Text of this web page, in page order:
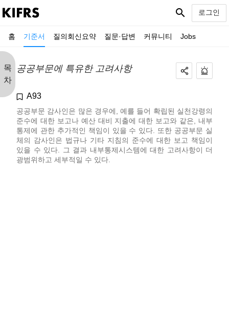
홈 기준서 질의회신요약 질문·답변 커뮤니티 Jobs
search 로그인
목
차
공공부문에 특유한 고려사항
A93
공공부문 감사인은 많은 경우에, 예를 들어 확립된 실천강령의
준수에 대한 보고나 예산 대비 지출에 대한 보고와 같은, 내부
통제에 관한 추가적인 책임이 있을 수 있다. 또한 공공부문 실
체의 감사인은 법규나 기타 지침의 준수에 대한 보고 책임이
있을 수 있다. 그 결과 내부통제시스템에 대한 고려사항이 더
광범위하고 세부적일 수 있다.